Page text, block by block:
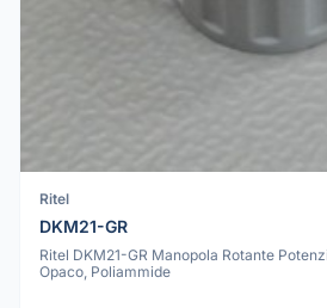
Ritel
DKM21-GR
Ritel DKM21-GR Manopola Rotante
Opaco, Poliammide